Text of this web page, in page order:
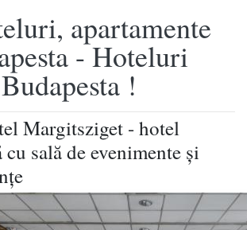
apartamente
- Hoteluri
Budapesta !
Margitsziget - hotel
cu sală de evenimente şi